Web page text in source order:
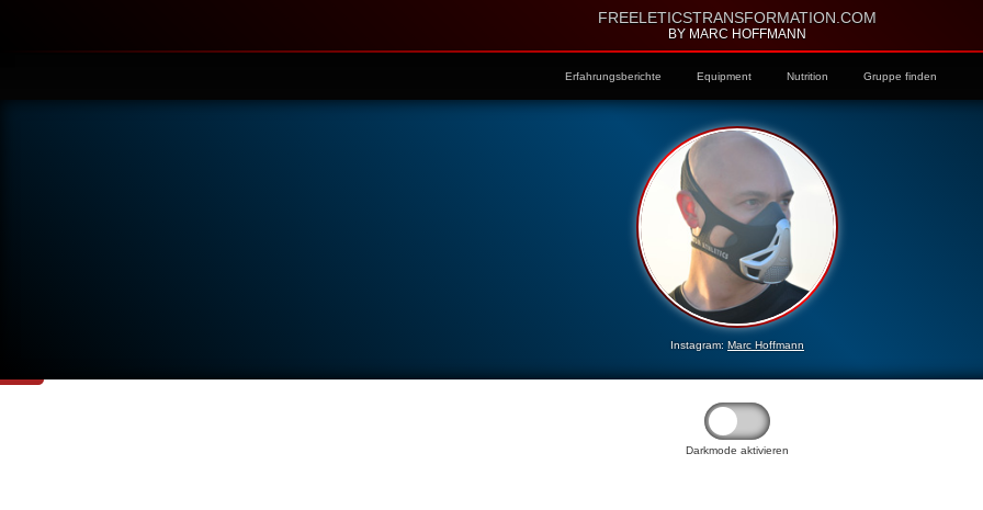
FREELETICSTRANSFORMATION.COM
BY MARC HOFFMANN
Erfahrungsberichte Equipment Nutrition Gruppe finden
Instagram: Marc Hoffmann
Darkmode aktivieren